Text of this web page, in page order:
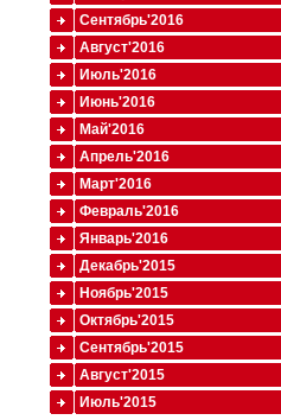
Сентябрь'2016
Август'2016
Июль'2016
Июнь'2016
Май'2016
Апрель'2016
Март'2016
Февраль'2016
Январь'2016
Декабрь'2015
Ноябрь'2015
Октябрь'2015
Сентябрь'2015
Август'2015
Июль'2015